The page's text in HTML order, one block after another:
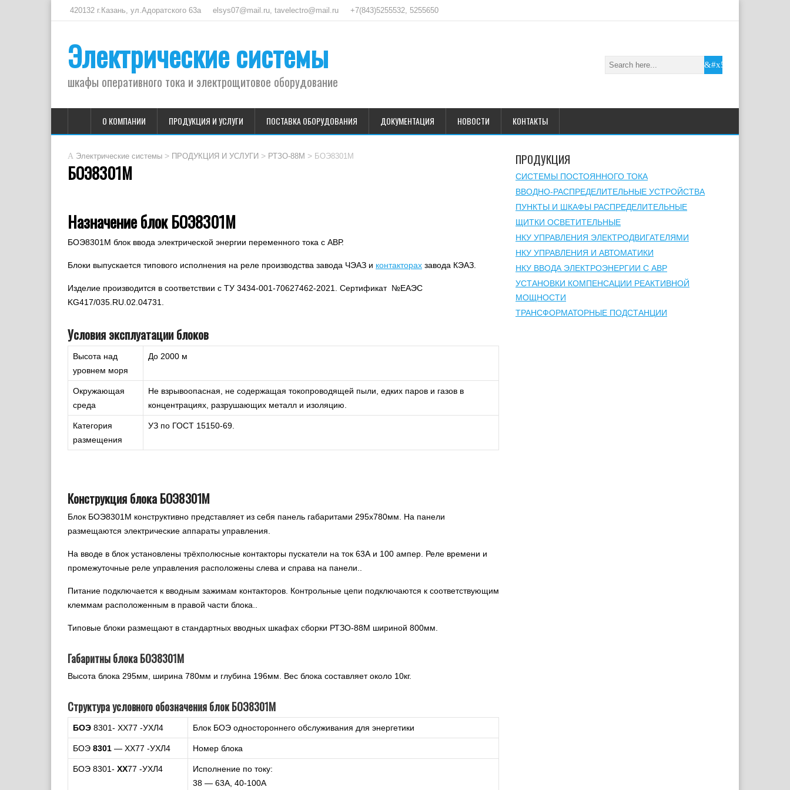
420132 г.Казань, ул.Адоратского 63а elsys07@mail.ru, tavelectro@mail.ru +7(843)5255532, 5255650
Электрические системы
шкафы оперативного тока и электрощитовое оборудование
О КОМПАНИИ ПРОДУКЦИЯ И УСЛУГИ ПОСТАВКА ОБОРУДОВАНИЯ ДОКУМЕНТАЦИЯ НОВОСТИ КОНТАКТЫ
Электрические системы > ПРОДУКЦИЯ И УСЛУГИ > РТЗО-88М > БОЭ8301М
БОЭ8301М
Назначение блок БОЭ8301М
БОЭ8301М блок ввода электрической энергии переменного тока с АВР.
Блоки выпускается типового исполнения на реле производства завода ЧЭАЗ и контакторах завода КЭАЗ.
Изделие производится в соответствии с ТУ 3434-001-70627462-2021. Сертификат №ЕАЭС
KG417/035.RU.02.04731.
Условия эксплуатации блоков
Высота над
уровнем моря
До 2000 м
Окружающая
среда
Не взрывоопасная, не содержащая токопроводящей пыли, едких паров и газов в
концентрациях, разрушающих металл и изоляцию.
Категория
размещения
УЗ по ГОСТ 15150-69.
Конструкция блока БОЭ8301М
Блок БОЭ8301М конструктивно представляет из себя панель габаритами 295х780мм. На панели
размещаются электрические аппараты управления.
На вводе в блок установлены трёхполюсные контакторы пускатели на ток 63А и 100 ампер. Реле времени и
промежуточные реле управления расположены слева и справа на панели..
Питание подключается к вводным зажимам контакторов. Контрольные цепи подключаются к соответствующим
клеммам расположенным в правой части блока..
Типовые блоки размещают в стандартных вводных шкафах сборки РТЗО-88М шириной 800мм.
Габаритны блока БОЭ8301М
Высота блока 295мм, ширина 780мм и глубина 196мм. Вес блока составляет около 10кг.
Структура условного обозначения блок БОЭ8301М
БОЭ 8301- ХХ77 -УХЛ4 Блок БОЭ одностороннего обслуживания для энергетики
БОЭ 8301 — ХХ77 -УХЛ4 Номер блока
БОЭ 8301- ХХ77 -УХЛ4
Исполнение по току:
38 — 63А, 40-100А
ПРОДУКЦИЯ
СИСТЕМЫ ПОСТОЯННОГО ТОКА
ВВОДНО-РАСПРЕДЕЛИТЕЛЬНЫЕ УСТРОЙСТВА
ПУНКТЫ И ШКАФЫ РАСПРЕДЕЛИТЕЛЬНЫЕ
ЩИТКИ ОСВЕТИТЕЛЬНЫЕ
НКУ УПРАВЛЕНИЯ ЭЛЕКТРОДВИГАТЕЛЯМИ
НКУ УПРАВЛЕНИЯ И АВТОМАТИКИ
НКУ ВВОДА ЭЛЕКТРОЭНЕРГИИ С АВР
УСТАНОВКИ КОМПЕНСАЦИИ РЕАКТИВНОЙ
МОЩНОСТИ
ТРАНСФОРМАТОРНЫЕ ПОДСТАНЦИИ